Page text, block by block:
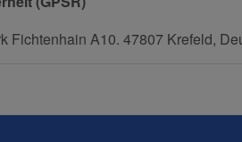
Fichtenhain A10. 47807 Krefeld,